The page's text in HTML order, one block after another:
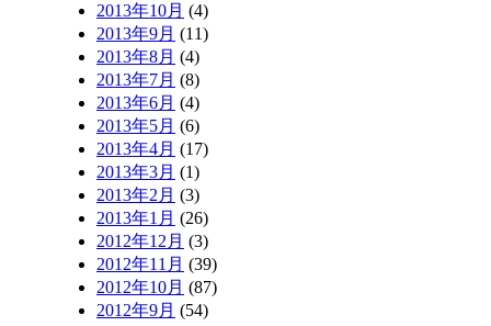
2013年10月 (4)
2013年9月 (11)
2013年8月 (4)
2013年7月 (8)
2013年6月 (4)
2013年5月 (6)
2013年4月 (17)
2013年3月 (1)
2013年2月 (3)
2013年1月 (26)
2012年12月 (3)
2012年11月 (39)
2012年10月 (87)
2012年9月 (54)